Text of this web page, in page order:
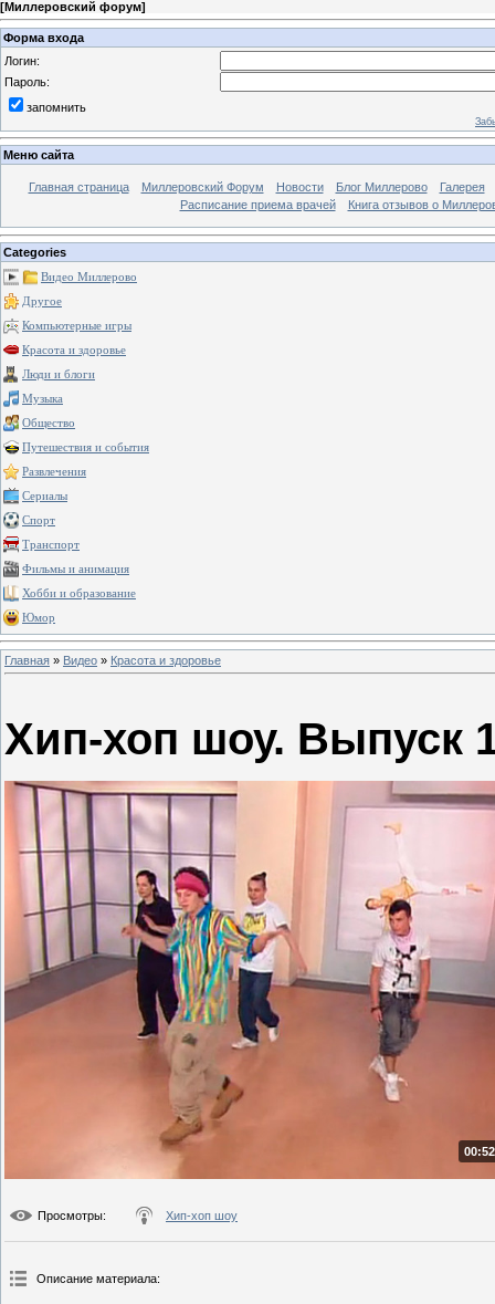
[Миллеровский форум]
Форма входа
Логин:
Пароль:
запомнить
Меню сайта
Главная страница Миллеровский Форум Новости Блог Миллерово
Галерея
Расписание приема врачей
Книга отзывов о
Categories
Видео Миллерово
Другое
Компьютерные игры
Красота и здоровье
Люди и блоги
Музыка
Общество
Путешествия и события
Развлечения
Сериалы
Спорт
Транспорт
Фильмы и анимация
Хобби и образование
Юмор
Главная » Видео » Красота и здоровье
Хип-хоп шоу. Выпуск
Просмотры: Хип-хоп шоу
Описание материала: